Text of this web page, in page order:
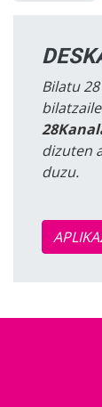
Bilatu
dizuten
duzu.